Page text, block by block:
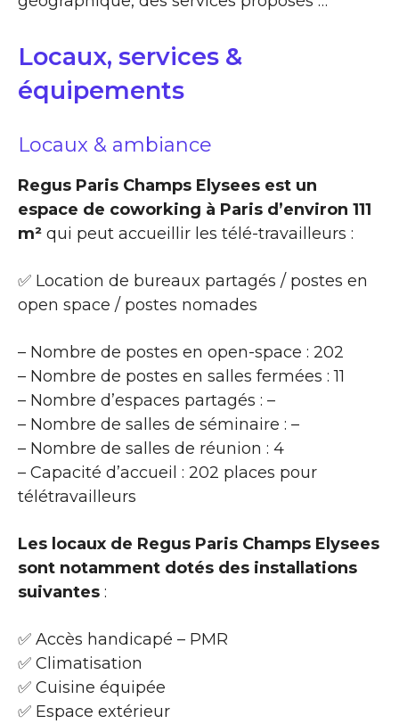
Locaux, services &
équipements
Locaux & ambiance
Regus Paris Champs Elysees est un
espace de coworking à Paris d’environ 111
m² qui peut accueillir les télé-travailleurs :
✅ Location de bureaux partagés / postes en
open space / postes nomades
– Nombre de postes en open-space : 202
– Nombre de postes en salles fermées : 11
– Nombre d’espaces partagés : –
– Nombre de salles de séminaire : –
– Nombre de salles de réunion : 4
– Capacité d’accueil : 202 places pour
télétravailleurs
Les locaux de Regus Paris Champs Elysees
sont notamment dotés des installations
suivantes :
✅ Accès handicapé – PMR
✅ Climatisation
✅ Cuisine équipée
✅ Espace extérieur